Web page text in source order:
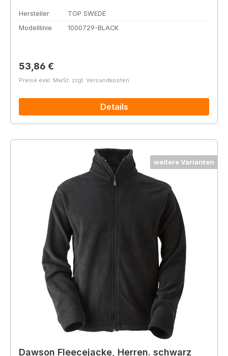
Hersteller
TOP SWEDE
Modelllinie
1000729-BLACK
Regulärer Preis:
53,86 €
Preise exkl. MwSt. zzgl. Versandkosten
Details
weitere Varianten
Dawson Fleecejacke, Herren. schwarz